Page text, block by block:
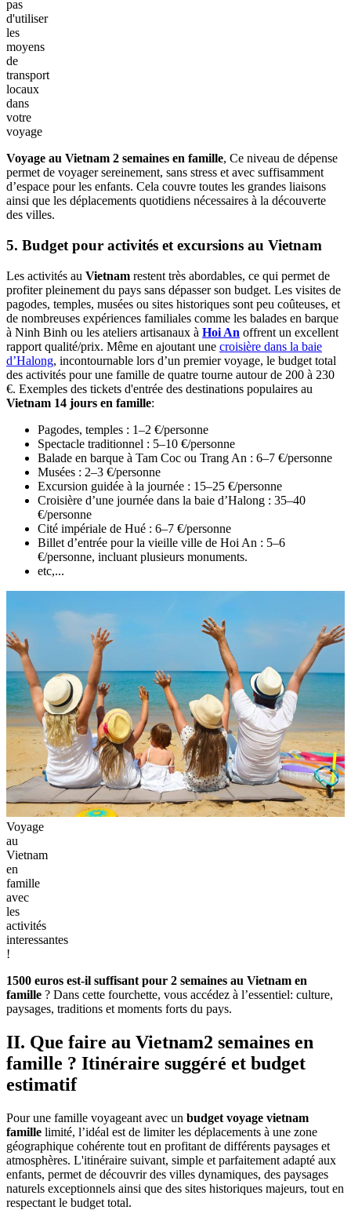
pas
d'utiliser
les
moyens
de
transport
locaux
dans
votre
voyage
Voyage au Vietnam 2 semaines en famille, Ce niveau de dépense
permet de voyager sereinement, sans stress et avec suffisamment
d’espace pour les enfants. Cela couvre toutes les grandes liaisons
ainsi que les déplacements quotidiens nécessaires à la découverte
des villes.
5. Budget pour activités et excursions au Vietnam
Les activités au Vietnam restent très abordables, ce qui permet de
profiter pleinement du pays sans dépasser son budget. Les visites de
pagodes, temples, musées ou sites historiques sont peu coûteuses, et
de nombreuses expériences familiales comme les balades en barque
à Ninh Binh ou les ateliers artisanaux à Hoi An offrent un excellent
rapport qualité/prix. Même en ajoutant une croisière dans la baie
d’Halong, incontournable lors d’un premier voyage, le budget total
des activités pour une famille de quatre tourne autour de 200 à 230
€. Exemples des tickets d'entrée des destinations populaires au
Vietnam 14 jours en famille:
Pagodes, temples : 1–2 €/personne
Spectacle traditionnel : 5–10 €/personne
Balade en barque à Tam Coc ou Trang An : 6–7 €/personne
Musées : 2–3 €/personne
Excursion guidée à la journée : 15–25 €/personne
Croisière d’une journée dans la baie d’Halong : 35–40
€/personne
Cité impériale de Hué : 6–7 €/personne
Billet d’entrée pour la vieille ville de Hoi An : 5–6
€/personne, incluant plusieurs monuments.
etc,...
Voyage
au
Vietnam
en
famille
avec
les
activités
interessantes
!
1500 euros est-il suffisant pour 2 semaines au Vietnam en
famille ? Dans cette fourchette, vous accédez à l’essentiel: culture,
paysages, traditions et moments forts du pays.
II. Que faire au Vietnam2 semaines en
famille ? Itinéraire suggéré et budget
estimatif
Pour une famille voyageant avec un budget voyage vietnam
famille limité, l’idéal est de limiter les déplacements à une zone
géographique cohérente tout en profitant de différents paysages et
atmosphères. L'itinéraire suivant, simple et parfaitement adapté aux
enfants, permet de découvrir des villes dynamiques, des paysages
naturels exceptionnels ainsi que des sites historiques majeurs, tout en
respectant le budget total.